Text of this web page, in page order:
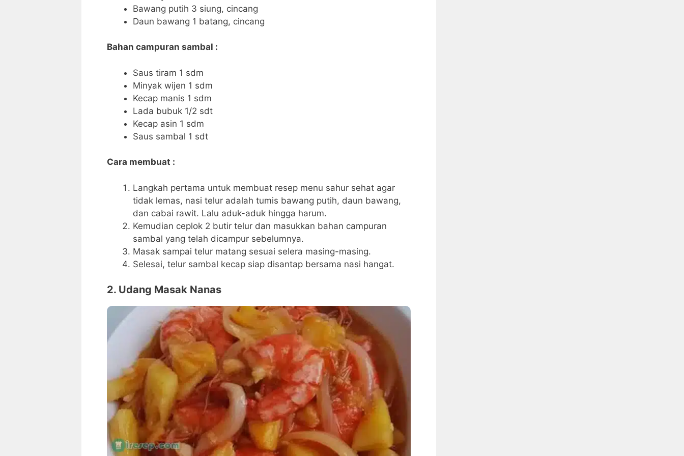
Bawang putih 3 siung, cincang
Daun bawang 1 batang, cincang
Bahan campuran sambal :
Saus tiram 1 sdm
Minyak wijen 1 sdm
Kecap manis 1 sdm
Lada bubuk 1/2 sdt
Kecap asin 1 sdm
Saus sambal 1 sdt
Cara membuat :
Langkah pertama untuk membuat resep menu sahur sehat agar
tidak lemas, nasi telur adalah tumis bawang putih, daun bawang,
dan cabai rawit. Lalu aduk-aduk hingga harum.
Kemudian ceplok 2 butir telur dan masukkan bahan campuran
sambal yang telah dicampur sebelumnya.
Masak sampai telur matang sesuai selera masing-masing.
Selesai, telur sambal kecap siap disantap bersama nasi hangat.
2. Udang Masak Nanas